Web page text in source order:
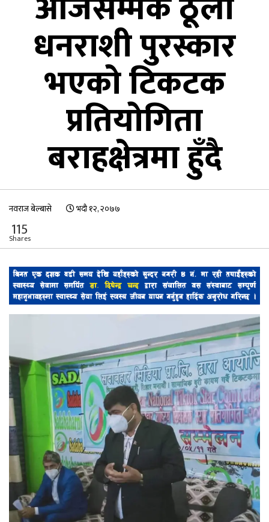
धनराशी पुरस्कार
भएको टिकटक
प्रतियोगिता
बराहक्षेत्रमा हुँदै
नवराज बेल्बासे भदौ १२, २०७७
115
Shares